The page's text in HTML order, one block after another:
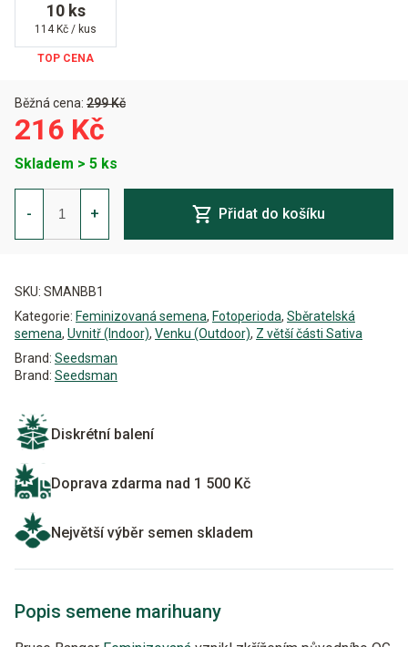
10 ks
114 Kč / kus
Běžná cena: 299 Kč
216 Kč
Skladem > 5 ks
-
Bruce
Banger
Feminizovaná
množství
+ Přidat do košíku
SKU: SMANBB1
Kategorie: Feminizovaná semena, Fotoperioda, Sběratelská
semena, Uvnitř (Indoor), Venku (Outdoor), Z větší části Sativa
Brand: Seedsman
Brand: Seedsman
Diskrétní balení
Doprava zdarma nad 1 500 Kč
Největší výběr semen skladem
Popis semene marihuany